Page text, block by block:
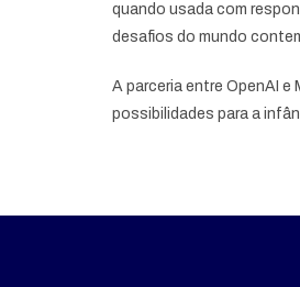
quando usada com
desafios do mundo
A parceria entre OpenAI
possibilidades para a